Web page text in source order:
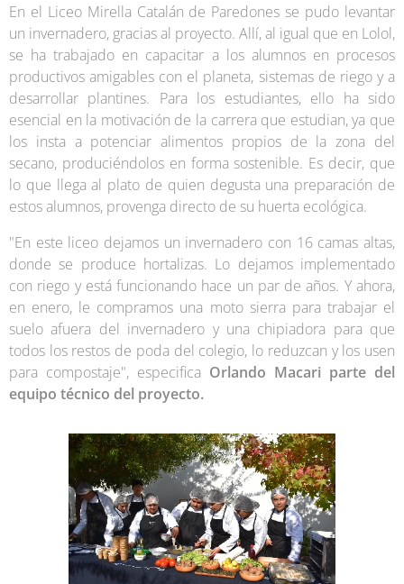
En el Liceo Mirella Catalán de Paredones se pudo levantar
un invernadero, gracias al proyecto. Allí, al igual que en Lolol,
se ha trabajado en capacitar a los alumnos en procesos
productivos amigables con el planeta, sistemas de riego y a
desarrollar plantines. Para los estudiantes, ello ha sido
esencial en la motivación de la carrera que estudian, ya que
los insta a potenciar alimentos propios de la zona del
secano, produciéndolos en forma sostenible. Es decir, que
lo que llega al plato de quien degusta una preparación de
estos alumnos, provenga directo de su huerta ecológica.
"En este liceo dejamos un invernadero con 16 camas altas,
donde se produce hortalizas. Lo dejamos implementado
con riego y está funcionando hace un par de años. Y ahora,
en enero, le compramos una moto sierra para trabajar el
suelo afuera del invernadero y una chipiadora para que
todos los restos de poda del colegio, lo reduzcan y los usen
para compostaje", especifica Orlando Macari parte del
equipo técnico del proyecto.